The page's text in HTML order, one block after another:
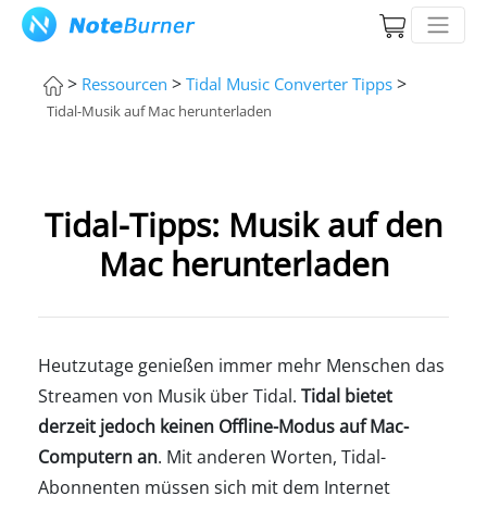
> Ressourcen > Tidal Music Converter Tipps >
Tidal-Musik auf Mac herunterladen
Tidal-Tipps: Musik auf den
Mac herunterladen
Heutzutage genießen immer mehr Menschen das
Streamen von Musik über Tidal. Tidal bietet
derzeit jedoch keinen Offline-Modus auf Mac-
Computern an. Mit anderen Worten, Tidal-
Abonnenten müssen sich mit dem Internet